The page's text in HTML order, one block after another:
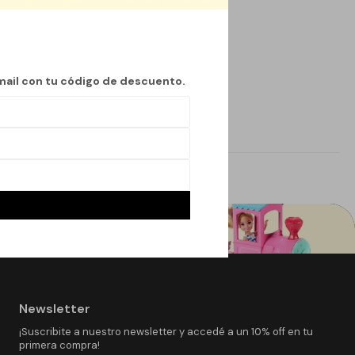
con tu código de descuento.
Newsletter
¡Suscribite a nuestro newsletter y accedé a un 10% off en tu
primera compra!